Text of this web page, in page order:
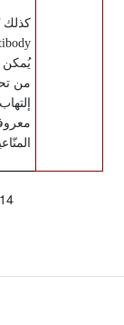
يُمكن
من